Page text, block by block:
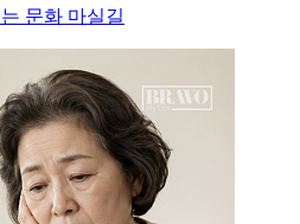
문화 마실길